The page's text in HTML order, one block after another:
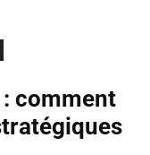
comment